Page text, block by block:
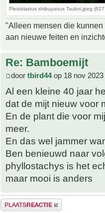
Pleioblastus shibuyanus Tsuboi.jpeg
"Alleen mensen die
aan nieuwe feiten en
Re: Bamboemijt
door tbird44op 18 nov 2023
Al een kleine 40 jaar
dat de mijt nieuw voor
En de plant die voor
meer.
En das wel jammer
Ben benieuwd naar
phyllostachys is het
maar mooi is anders
Plaats een reactie